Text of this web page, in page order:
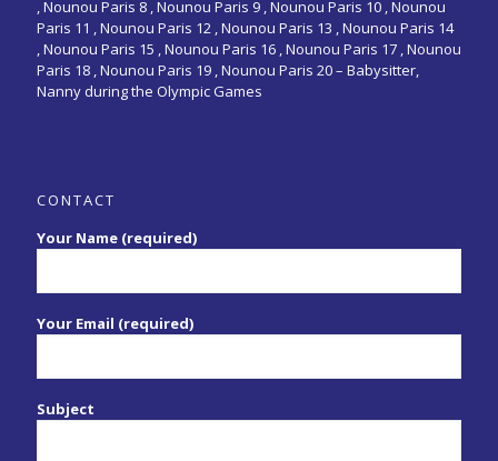
,Nounou Paris 8 ,Nounou Paris 9 ,Nounou Paris 10 ,Nounou
Paris 11 ,Nounou Paris 12 ,Nounou Paris 13 ,Nounou Paris 14
,Nounou Paris 15 ,Nounou Paris 16 , Nounou Paris 17 , Nounou
Paris 18 , Nounou Paris 19 , Nounou Paris 20 – Babysitter,
Nanny during the Olympic Games
CONTACT
Your Name (required)
Your Email (required)
Subject